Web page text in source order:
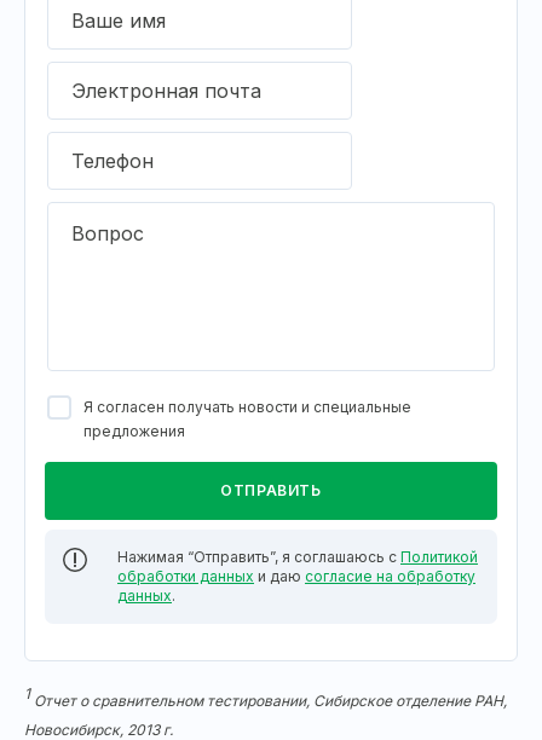
Ваше имя
Электронная почта
Телефон
Вопрос
Я согласен получать новости и специальные
предложения
Нажимая “Отправить”, я соглашаюсь с Политикой
обработки данных и даю согласие на обработку
данных.
1 Отчет о сравнительном тестировании, Сибирское отделение РАН,
Новосибирск, 2013 г.